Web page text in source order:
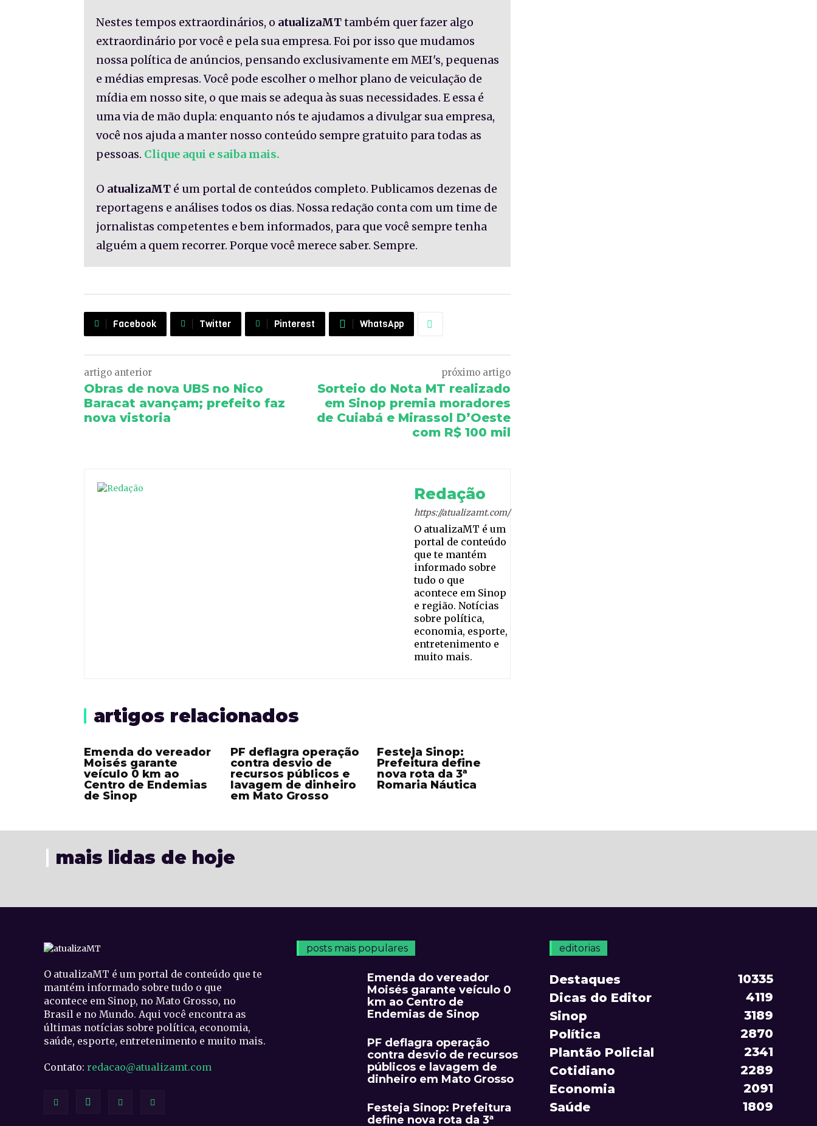
Nestes tempos extraordinários, o atualizaMTtambém quer fazer algo
extraordinário por você e pela sua empresa. Foi por isso que mudamos
nossa política de anúncios, pensando exclusivamente em MEI's, pequenas
e médias empresas. Você pode escolher o melhor plano de veiculação de
mídia em nosso site, o que mais se adequa às suas necessidades. E essa é
uma via de mão dupla: enquanto nós te ajudamos a divulgar sua empresa,
você nos ajuda a manter nosso conteúdo sempre gratuito para todas as
pessoas. Clique aqui e saiba mais.
O atualizaMT é um portal de conteúdos completo. Publicamos dezenas de
reportagens e análises todos os dias. Nossa redação conta com um time de
jornalistas competentes e bem informados, para que você sempre tenha
alguém a quem recorrer. Porque você merece saber. Sempre.
Facebook Twitter Pinterest WhatsApp
artigo anterior
Obras de nova UBS no Nico
Baracat avançam; prefeito faz
nova vistoria
próximo artigo
Sorteio do Nota MT realizado
em Sinop premia moradores
de Cuiabá e Mirassol D’Oeste
com R$ 100 mil
Redação
https://atualizamt.com/
O atualizaMT é um
portal de conteúdo
que te mantém
informado sobre
tudo o que
acontece em Sinop
e região. Notícias
sobre política,
economia, esporte,
entretenimento e
muito mais.
artigos relacionados
Emenda do vereador
Moisés garante
veículo 0 km ao
Centro de Endemias
de Sinop
PF deflagra operação
contra desvio de
recursos públicos e
lavagem de dinheiro
em Mato Grosso
Festeja Sinop:
Prefeitura define
nova rota da 3ª
Romaria Náutica
mais lidas de hoje
O atualizaMT é um portal de conteúdo que te
mantém informado sobre tudo o que
acontece em Sinop, no Mato Grosso, no
Brasil e no Mundo. Aqui você encontra as
últimas notícias sobre política, economia,
saúde, esporte, entretenimento e muito mais.
Contato: redacao@atualizamt.com
posts mais populares
Emenda do vereador
Moisés garante veículo 0
km ao Centro de
Endemias de Sinop
PF deflagra operação
contra desvio de recursos
públicos e lavagem de
dinheiro em Mato Grosso
Festeja Sinop: Prefeitura
define nova rota da 3ª
editorias
Destaques
10335
Dicas do Editor
4119
Sinop
3189
Política
2870
Plantão Policial
2341
Cotidiano
2289
Economia
2091
Saúde
1809